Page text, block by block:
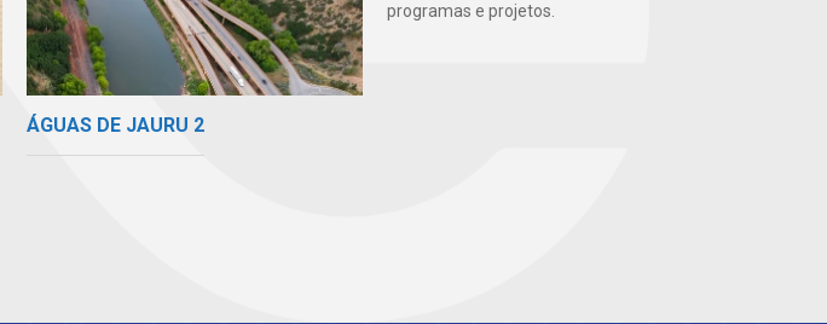
ÁGUAS DE JAURU 2
programas e projetos.